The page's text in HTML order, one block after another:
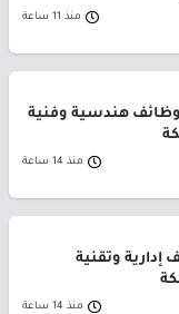
منذ 11 ساعة
وظائف هندسية وفنية
منذ 14 ساعة
وتقنية
منذ 14 ساعة